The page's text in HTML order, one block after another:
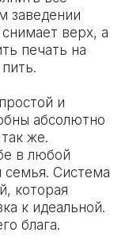
заведении
верх, а
печать на
и
абсолютно
же.
в любой
семья. Система
которая
к идеальной.
блага.